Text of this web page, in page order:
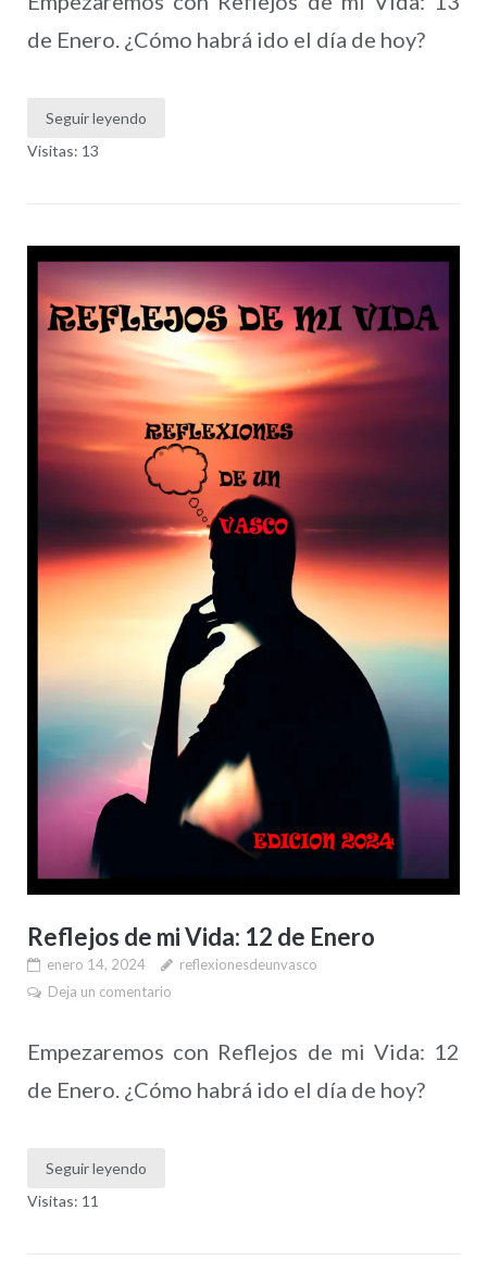
de Enero. ¿Cómo habrá ido el día de hoy?
Seguir leyendo
Visitas: 13
Reflejos de mi Vida: 12 de Enero
enero 14, 2024
reflexionesdeunvasco
Deja un comentario
Empezaremos con Reflejos de mi Vida: 12
de Enero. ¿Cómo habrá ido el día de hoy?
Seguir leyendo
Visitas: 11